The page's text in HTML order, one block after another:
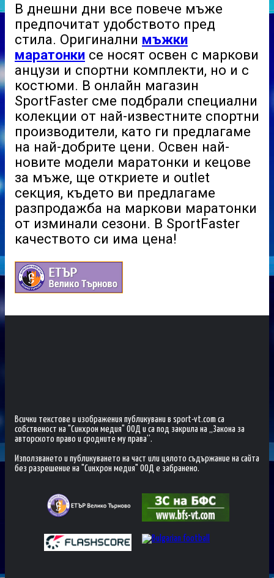
В днешни дни все повече мъже
предпочитат удобството пред
стила. Оригинални мъжки
маратонки се носят освен с маркови
анцузи и спортни комплекти, но и с
костюми. В онлайн магазин
SportFaster сме подбрали специални
колекции от най-известните спортни
производители, като ги предлагаме
на най-добрите цени. Освен най-
новите модели маратонки и кецове
за мъже, ще откриете и outlet
секция, където ви предлагаме
разпродажба на маркови маратонки
от изминали сезони. В SportFaster
качеството си има цена!
Всички текстове и изображения публикувани в sport-vt.com са
собственост на "Синхрон медия" ООД и са под закрила на „Закона за
авторското право и сродните му права“.
Използването и публикуването на част или цялото съдържание на сайта
без разрешение на "Синхрон медия" ООД е забранено.